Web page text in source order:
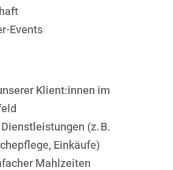
Events
Klient:innen im
(z. B.
Einkäufe)
Mahlzeiten